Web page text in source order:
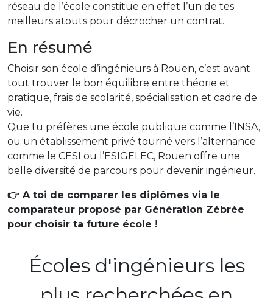
réseau de l’école constitue en effet l’un de tes
meilleurs atouts pour décrocher un contrat.
En résumé
Choisir son école d’ingénieurs à Rouen, c’est avant
tout trouver le bon équilibre entre théorie et
pratique, frais de scolarité, spécialisation et cadre de
vie.
Que tu préfères une école publique comme l’INSA,
ou un établissement privé tourné vers l’alternance
comme le CESI ou l’ESIGELEC, Rouen offre une
belle diversité de parcours pour devenir ingénieur.
👉 A toi de comparer les diplômes via le
comparateur proposé par Génération Zébrée
pour choisir ta future école !
Écoles d'ingénieurs les